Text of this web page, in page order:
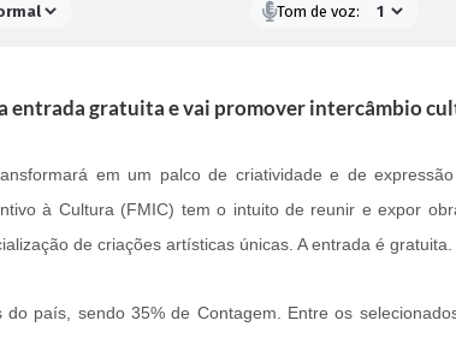
Tom de voz:
entrada gratuita e vai promover intercâmbio
em um palco de criatividade e de
à Cultura (FMIC) tem o intuito de reunir e expor
de criações artísticas únicas. A entrada é gratuita.
país, sendo 35% de Contagem. Entre os